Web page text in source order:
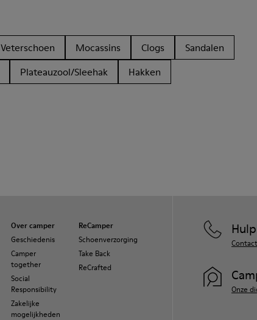
Veterschoen Mocassins Clogs
Sandalen
Plateauzool/Sleehak Hakken
Over camper
Geschiedenis
Camper
together
Social
Responsibility
Zakelijke
mogelijkheden
ReCamper
Schoenverzorging
Take Back
ReCrafted
Hulp
Onze